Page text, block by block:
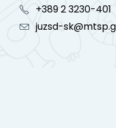
+389 2 3230-401
juzsd-